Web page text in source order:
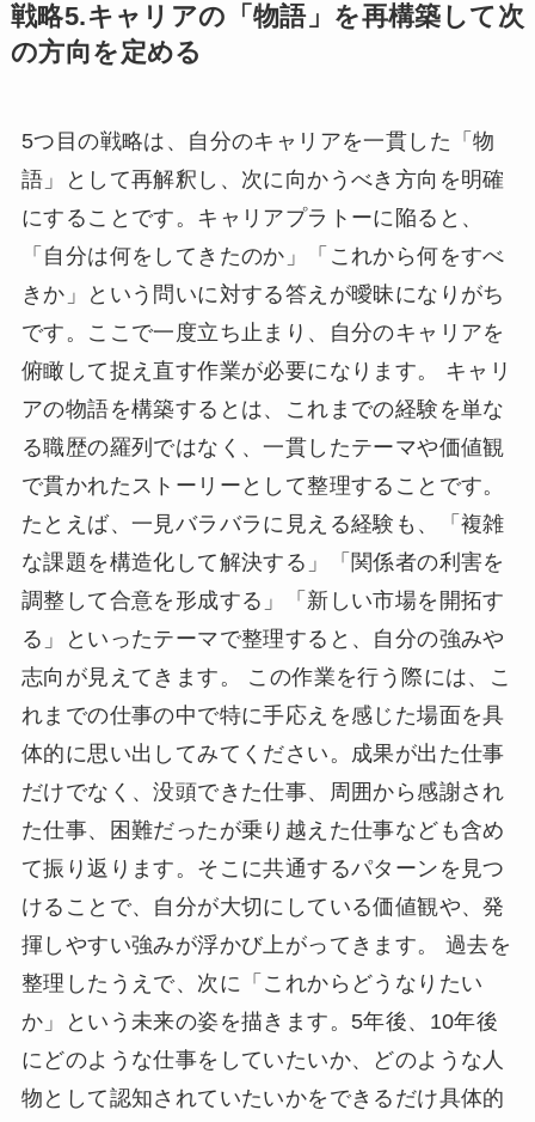
戦略5.キャリアの「物語」を再構築して次
の方向を定める
5つ目の戦略は、自分のキャリアを一貫した「物
語」として再解釈し、次に向かうべき方向を明確
にすることです。キャリアプラトーに陥ると、
「自分は何をしてきたのか」「これから何をすべ
きか」という問いに対する答えが曖昧になりがち
です。ここで一度立ち止まり、自分のキャリアを
俯瞰して捉え直す作業が必要になります。 キャリ
アの物語を構築するとは、これまでの経験を単な
る職歴の羅列ではなく、一貫したテーマや価値観
で貫かれたストーリーとして整理することです。
たとえば、一見バラバラに見える経験も、「複雑
な課題を構造化して解決する」「関係者の利害を
調整して合意を形成する」「新しい市場を開拓す
る」といったテーマで整理すると、自分の強みや
志向が見えてきます。 この作業を行う際には、こ
れまでの仕事の中で特に手応えを感じた場面を具
体的に思い出してみてください。成果が出た仕事
だけでなく、没頭できた仕事、周囲から感謝され
た仕事、困難だったが乗り越えた仕事なども含め
て振り返ります。そこに共通するパターンを見つ
けることで、自分が大切にしている価値観や、発
揮しやすい強みが浮かび上がってきます。 過去を
整理したうえで、次に「これからどうなりたい
か」という未来の姿を描きます。5年後、10年後
にどのような仕事をしていたいか、どのような人
物として認知されていたいかをできるだけ具体的